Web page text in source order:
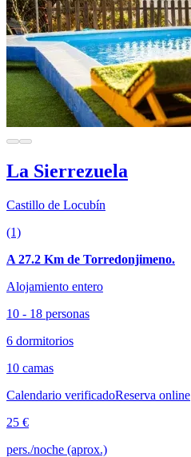
La Sierrezuela
Castillo de Locubín
(1)
A 27.2 Km de Torredonjimeno.
Alojamiento entero
10 - 18 personas
6 dormitorios
10 camas
Calendario verificadoReserva online
25 €
pers./noche (aprox.)